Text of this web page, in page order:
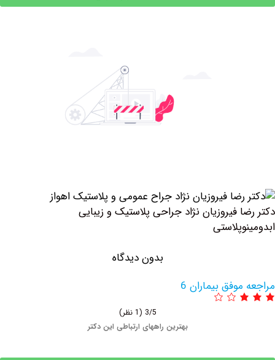
فیروزیان نژاد جراحی پلاستیک و زیبایی
بدون دیدگاه
بیماران 6
بهترین راههای ارتباطی این دکتر